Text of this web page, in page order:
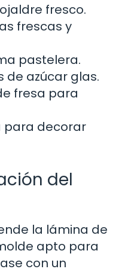
fresco.
frescas y
pastelera.
de azúcar glas.
fresa para
para decorar
del
la lámina de
apto para
con un